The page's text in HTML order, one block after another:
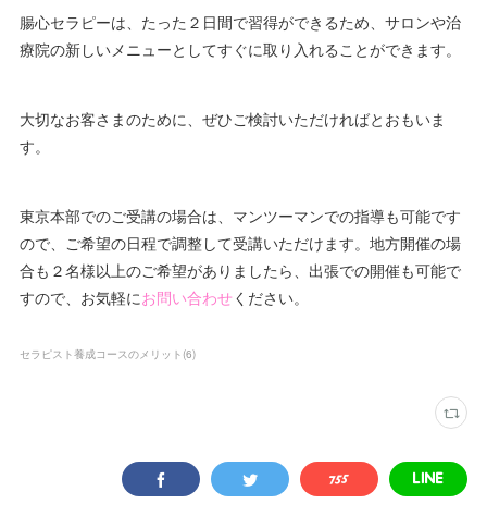
腸心セラピーは、たった２日間で習得ができるため、サロンや治
療院の新しいメニューとしてすぐに取り入れることができます。
大切なお客さまのために、ぜひご検討いただければとおもいま
す。
東京本部でのご受講の場合は、マンツーマンでの指導も可能です
ので、ご希望の日程で調整して受講いただけます。地方開催の場
合も２名様以上のご希望がありましたら、出張での開催も可能で
すので、お気軽にお問い合わせください。
セラピスト養成コースのメリット (6)